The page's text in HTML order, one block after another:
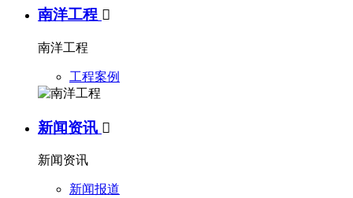
南洋工程 
南洋工程
工程案例
新闻资讯 
新闻资讯
新闻报道